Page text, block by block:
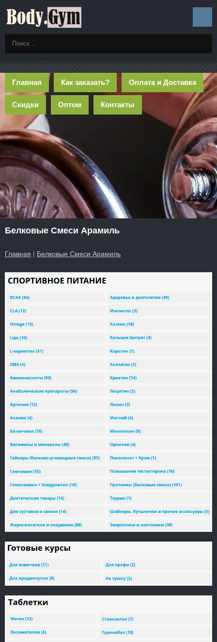
Главная Как заказать? Оплата и Доставка
Скидки Оптом Контакты
Белковые Смеси Арамиль
Главная | Белковые Смеси Арамиль